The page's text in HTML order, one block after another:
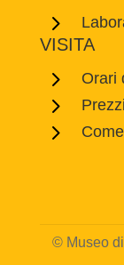
5
VISITA
5 Orari
5
5
© Museo